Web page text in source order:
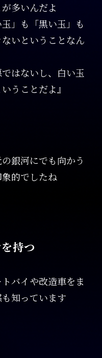
多いんだよ
」も「黒い玉」も
いということなん
はないし、白い玉
うことだよ』
銀河にでも向かう
的でしたね
持つ
バイや改造車をま
知っています